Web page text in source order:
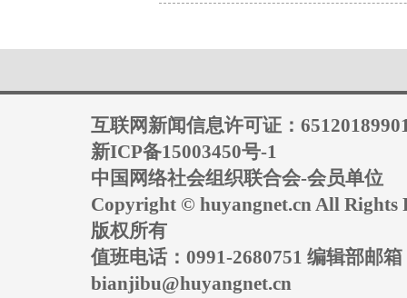
互联网新闻信息许可证：
新ICP备15003450号-1
中国网络社会组织联合会-会员单位
Copyright © huyangnet.cn All Rights
版权所有
值班电话：0991-2680751 编辑部邮箱
bianjibu@huyangnet.cn